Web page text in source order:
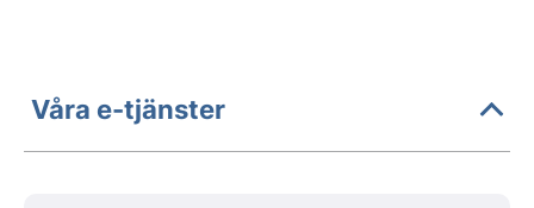
Våra e-tjänster